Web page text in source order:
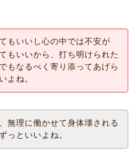
もいいし心の中では不安が
もいいから、打ち明けられた
もなるべく寄り添ってあげら
よね。
無理に働かせて身体壊される
っといいよね。